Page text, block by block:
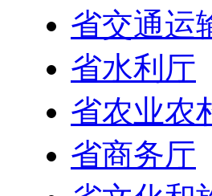
省交通运
省水利厅
省农业农
省商务厅